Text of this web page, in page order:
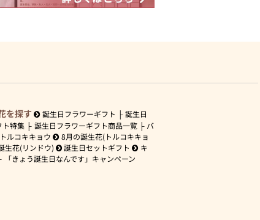
を探す 誕生日フラワーギフト
誕生日
ト特集
誕生日フラワーギフト商品一覧
バ
トルコキキョウ
8月の誕生花(トルコキキョ
生花(リンドウ) 誕生日セットギフト
キ
「きょう誕生日なんです」キャンペーン